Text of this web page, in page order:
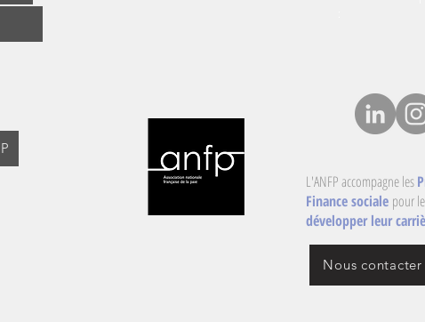
L'ANFP accompagne les
Finance sociale pour
développer leur
Nous contacter